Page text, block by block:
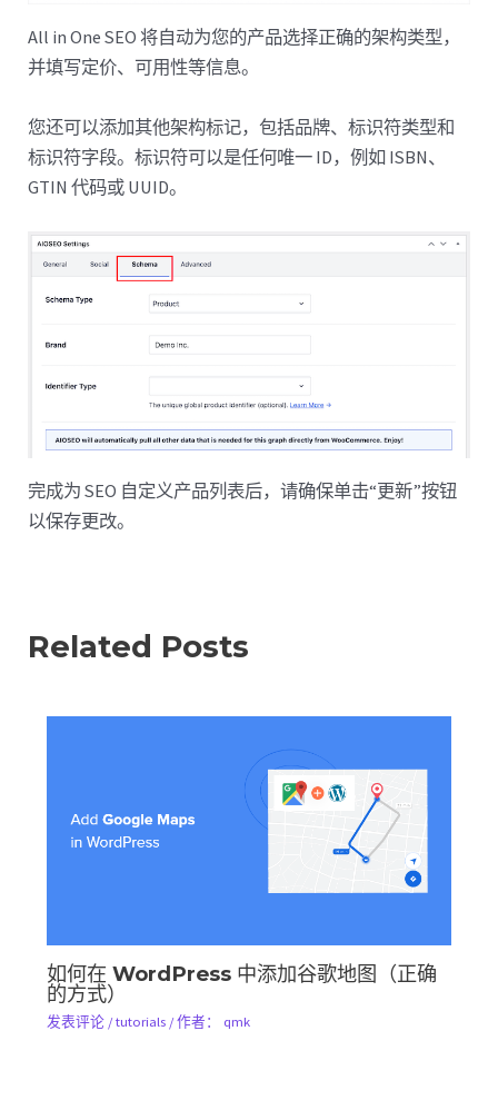
All in One SEO 将自动为您的产品选择正确的架构类型，
并填写定价、可用性等信息。
您还可以添加其他架构标记，包括品牌、标识符类型和
标识符字段。标识符可以是任何唯一 ID，例如 ISBN、
GTIN 代码或 UUID。
完成为 SEO 自定义产品列表后，请确保单击“更新”按钮
以保存更改。
Related Posts
如何在 WordPress 中添加谷歌地图（正确
的方式）
发表评论 /tutorials/ 作者： qmk